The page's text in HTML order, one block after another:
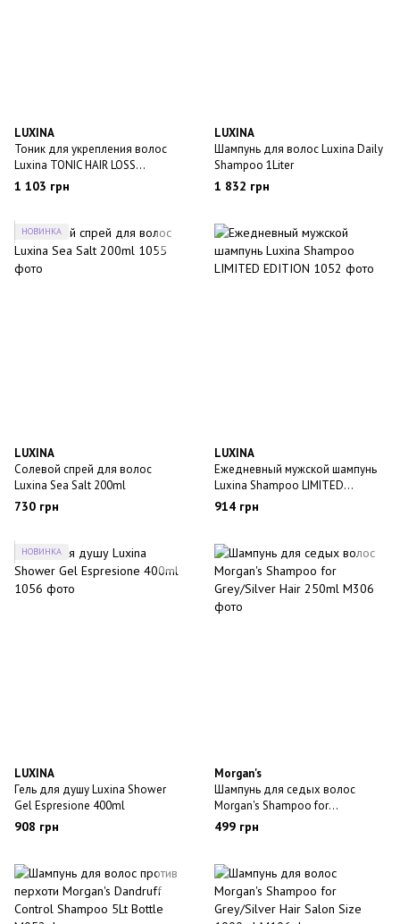
LUXINA
Тоник для укрепления волос
Luxina TONIC HAIR LOSS
PREVENTION 100ml
1 103 грн
LUXINA
Шампунь для волос Luxina Daily
Shampoo 1Liter
1 832 грн
НОВИНКА
LUXINA
Солевой спрей для волос
Luxina Sea Salt 200ml
730 грн
LUXINA
Ежедневный мужской шампунь
Luxina Shampoo LIMITED
EDITION
914 грн
НОВИНКА
LUXINA
Гель для душу Luxina Shower
Gel Espresione 400ml
908 грн
Morgan's
Шампунь для седых волос
Morgan's Shampoo for
Grey/Silver Hair 250ml
499 грн